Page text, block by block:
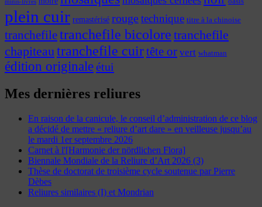
minis-livres
plein cuir remastérisé rougetechnique titre à la chinoise
tranchefiletranchefile bicolore tranchefile
chapiteautranchefile cuirtête or vert whatman
édition originaleétui
Mes dernières reliures
En raison de la canicule, le conseil d’administration de ce blog
a décidé de mettre « reliure d’art dare » en veilleuse jusqu’au
le mardi 1er septembre 2026
Carnet à l'[Harmonie der nördlichen Flora]
Biennale Mondiale de la Reliure d’Art 2026 (3)
Thèse de doctorat de troisième cycle soutenue par Pierre
Dèbes
Reliures similaires (I) et Mondrian